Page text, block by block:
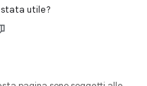
utile?